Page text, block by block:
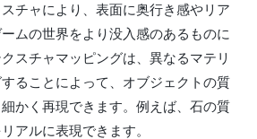
チャにより、表面に奥行き感やリア
ムの世界をより没入感のあるものに
スチャマッピングは、異なるマテリ
ることによって、オブジェクトの質
かく再現できます。例えば、石の質
アルに表現できます。